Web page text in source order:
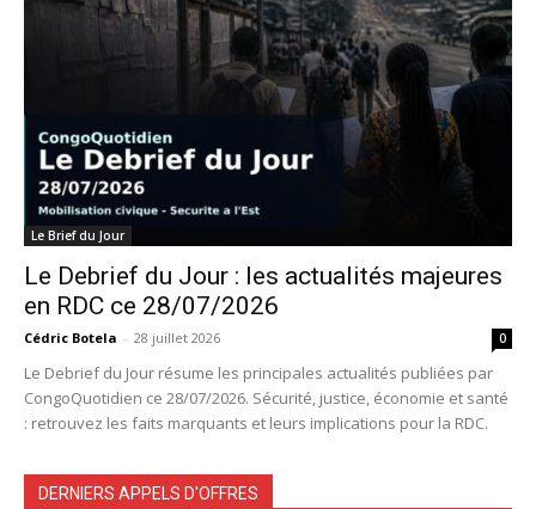
Le Brief du Jour
Le Debrief du Jour : les actualités majeures
en RDC ce 28/07/2026
Cédric Botela - 28 juillet 2026 0
Le Debrief du Jour résume les principales actualités publiées par
CongoQuotidien ce 28/07/2026. Sécurité, justice, économie et santé
: retrouvez les faits marquants et leurs implications pour la RDC.
DERNIERS APPELS D'OFFRES